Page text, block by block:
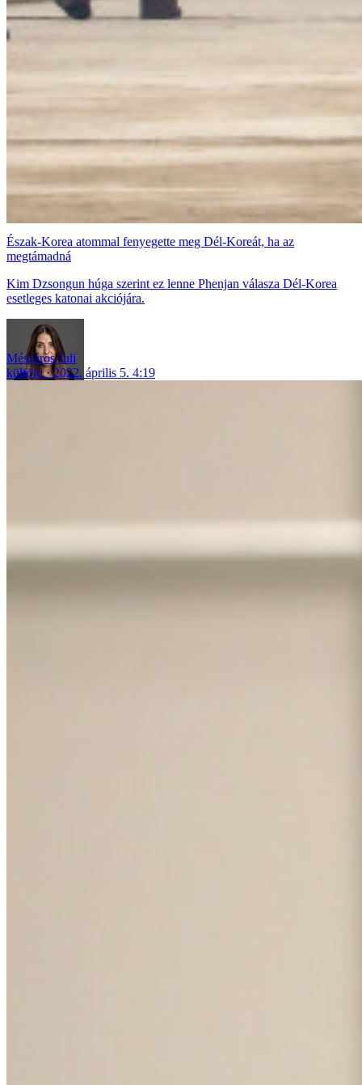
Észak-Korea atommal fenyegette meg Dél-Koreát, ha az
megtámadná
Kim Dzsongun húga szerint ez lenne Phenjan válasza Dél-Korea
esetleges katonai akciójára.
Mészáros Juli
külföld
2022. április 5. 4:19